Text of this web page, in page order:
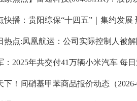
月报表内容摘要
快播：贵阳综保“十四五”｜集约发展
热点:凤凰航运：公司实际控制人被
：2025年共交付41万辆小米汽车 每日
下！间硝基甲苯商品报价动态（2026-